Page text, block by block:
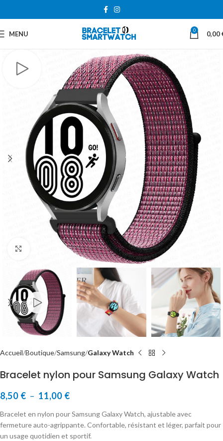
MENU 0 0,00
Cliquer pour agrandir
Accueil Boutique Samsung Galaxy Watch
Bracelet nylon pour Samsung Galaxy Watch
8,50 € – 11,00 €
Bracelet en nylon pour Samsung Galaxy Watch, ajustable avec
fermeture auto-agrippante. Confortable, résistant et léger, parfait pour
un usage quotidien et sportif.